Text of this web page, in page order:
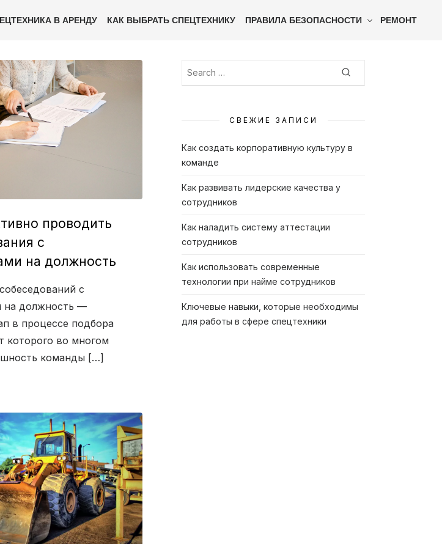
В АРЕНДУ КАК ВЫБРАТЬ СПЕЦТЕХНИКУ ПРАВИЛА БЕЗОПАСНОСТИ РЕМОНТ
проводить
с
на должность
с
на должность —
в процессе подбора
которого во многом
команды […]
Search
for:
СВЕЖИЕ ЗАПИСИ
Как создать корпоративную культуру в
команде
Как развивать лидерские качества у
сотрудников
Как наладить систему аттестации
сотрудников
Как использовать современные
технологии при найме сотрудников
Ключевые навыки, которые необходимы
для работы в сфере спецтехники